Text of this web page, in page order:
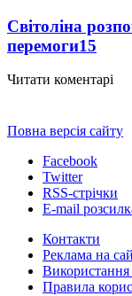
Світоліна
перемоги15
Читати коментарі
Повна версія сайту
Facebook
Twitter
RSS-стрічки
E-mail
Контакти
Реклама на
Використання
Правила